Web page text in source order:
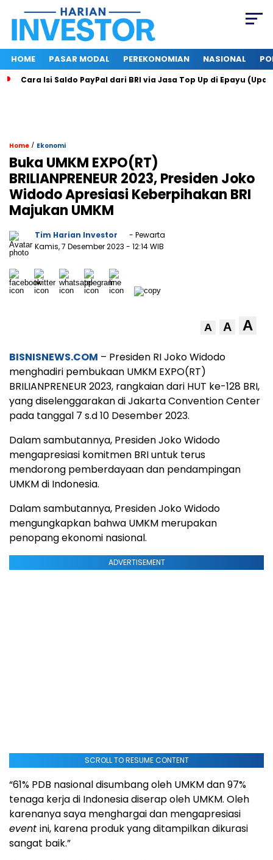
HOME PASAR MODAL PEREKONOMIAN NASIONAL
Cara Isi Saldo PayPal dari BRI via Jasa Top Up di Epayu
Home / Ekonomi
Buka UMKM EXPO(RT)
BRILIANPRENEUR 2023, Presiden Joko
Widodo Apresiasi Keberpihakan BRI
Majukan UMKM
Tim Harian Investor
- Pewarta
Kamis, 7 Desember 2023 - 12:14 WIB
A A A
BISNISNEWS.COM – Presiden RI Joko Widodo
menghadiri pembukaan UMKM EXPO(RT)
BRILIANPRENEUR 2023, rangkaian dari HUT ke-128 BRI,
yang diselenggarakan di Jakarta Convention Center
pada tanggal 7 s.d 10 Desember 2023.
Dalam sambutannya, Presiden Joko Widodo
mengapresiasi komitmen BRI untuk terus
mendorong pemberdayaan dan pendampingan
UMKM di Indonesia.
Dalam sambutannya, Presiden Joko Widodo
mengungkapkan bahwa UMKM merupakan
penopang ekonomi nasional.
ADVERTISEMENT
SCROLL TO RESUME CONTENT
“61% PDB nasional disumbang oleh UMKM dan 97%
tenaga kerja di Indonesia diserap oleh UMKM. Oleh
karenanya saya menghargai dan mengapresiasi
event ini, karena produk yang ditampilkan dikurasi
sangat baik.”